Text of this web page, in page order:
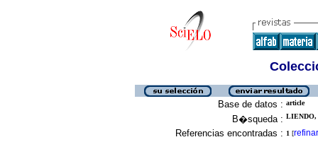
Base de datos : article
B�squeda : LIENDO,
Referencias encontradas : 1 [refinar